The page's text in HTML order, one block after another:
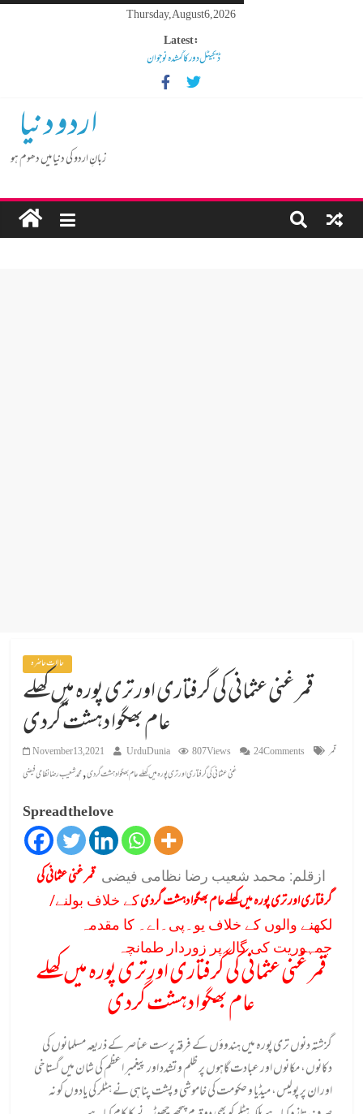
Thursday, August 6, 2026
Latest:
ڈیجیٹل دور کا گمشدہ نوجوان
مہنگائی کا بوجھ پس رہا ہے مڈل کلاس انسان
کم عمر لڑکوں میں بڑھتی ہوئی نشے کی لت
گوشالہ کی زمین بتا کر سوسالہ پرانے قبرستان پر انتظامیہ نے چلا دیااردو دنیا
زبانِ اردو کی دنیا میں دھوم ہو
حالات حاضرہ
قمر غنی عثمانی کی گرفتاری اور تری پورہ میں کھلے
عام بھگوا دہشت گردی
November 13, 2021 UrduDunia 807 Views 24 Comments
قمر
غنی عثمانی کی گرفتاری اور تری پورہ میں کھلے عام بھگوا دہشت گردی,محمد شعیب رضا نظامی فیضی
Spread the love
ازقلم: محمد شعیب رضا نظامی فیضیقمر غنی عثمانی کی
گرفتاری اور تری پورہ میں کھلے عام بھگوا دہشت گردیکے خلاف بولنے/
لکھنے والوں کے خلاف یو۔پی۔اے۔ کا مقدمہ
جمہوریت کی گال پر زوردار طمانچہ
قمر غنی عثمانی کی گرفتاری اور تری پورہ میں کھلے
عام بھگوا دہشت گردی
گزشتہ دنوں تری پورہ میں ہندوؤں کے فرقہ پرست عناصر کے ذریعہ مسلمانوں کی
دکانوں، مکانوں اور عبادت گاہوں پر ظلم و تشدد اور پیغمبر اعظم کی شان میں گستاخی
اور ان پر پولیس، میڈیا و حکومت کی خاموشی و پشت پناہی نے ہٹلر کی یادوں کو نہ